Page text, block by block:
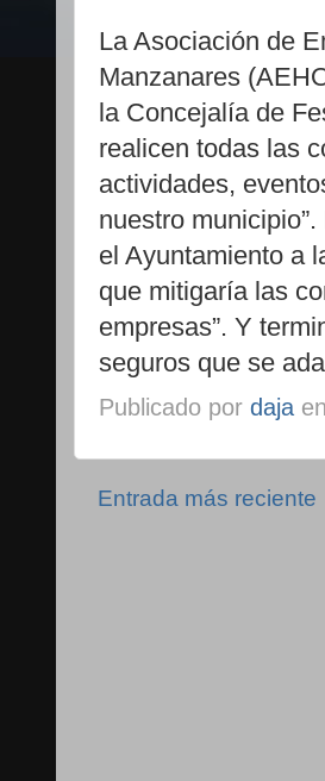
La Asociación de
Manzanares
la Concejalía de
realicen todas las
actividades,
nuestro
el Ayuntamiento a
que mitigaría las
empresas”. Y
seguros que se
Publicado por daja en
Entrada más reciente